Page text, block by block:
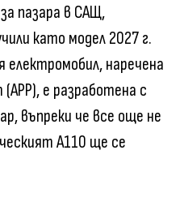
пазара в САЩ,
като модел 2027 г.
наречена
е разработена с
въпреки че все още не
A110 ще се